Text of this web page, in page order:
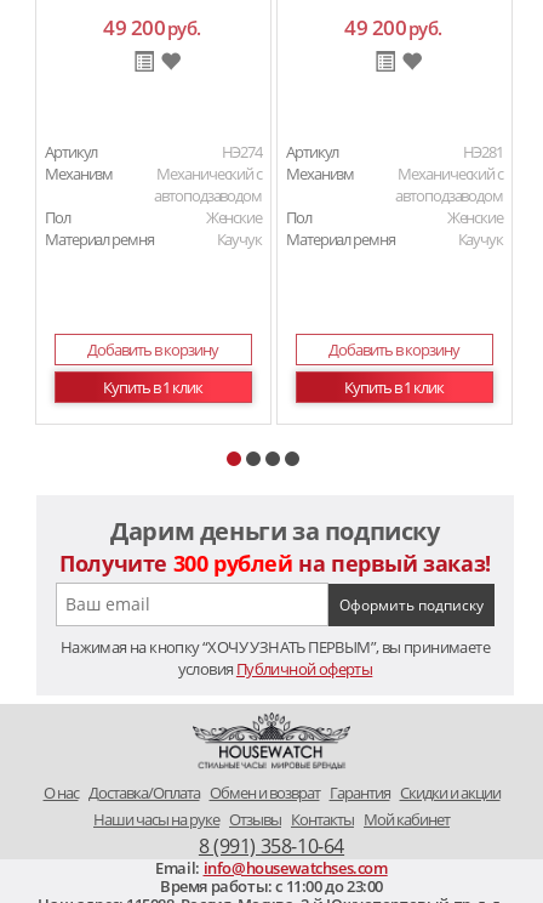
49 200руб.
Артикул
HЭ274
Механизм
Механический с
автоподзаводом
Пол
Женские
Материал ремня
Каучук
Добавить в корзину
Купить в 1 клик
49 200руб.
Артикул
HЭ281
Механизм
Механический с
автоподзаводом
Пол
Женские
Материал ремня
Каучук
Добавить в корзину
Купить в 1 клик
Дарим деньги за подписку
Получите 300 рублей на первый заказ!
Нажимая на кнопку “ХОЧУ УЗНАТЬ ПЕРВЫМ”, вы принимаете
условия Публичной оферты
O нас Доставка/Оплата Обмен и возврат Гарантия Скидки и акции
Наши часы на руке Отзывы Контакты Мой кабинет
8 (991) 358-10-64
Email: info@housewatchses.com
Время работы: c 11:00 до 23:00